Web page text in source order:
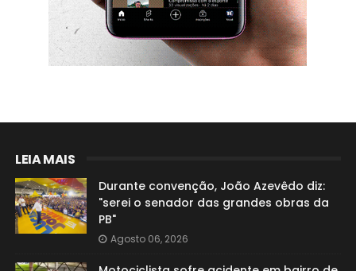
LEIA MAIS
Durante convenção, João Azevêdo diz:
"serei o senador das grandes obras da
PB"
Agosto 06, 2026